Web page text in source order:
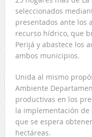
seleccionados
presentados ante los
recurso hídrico, que
Perijá y abastece los
ambos municipios.
Unida al mismo
Ambiente
productivas en los
la implementación de
que se espera
hectáreas.